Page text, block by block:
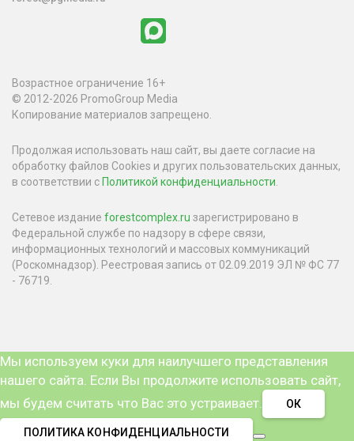
Возрастное ограничение 16+
© 2012-2026 PromoGroup Media
Копирование материалов запрещено.
Продолжая использовать наш сайт, вы даете согласие на
обработку файлов Cookies и других пользовательских данных,
в соответствии сПолитикой конфиденциальности
Сетевое издание forestcomplex.ru зарегистрировано в
Федеральной службе по надзору в сфере связи,
информационных технологий и массовых коммуникаций
(Роскомнадзор). Реестровая запись от 02.09.2019 ЭЛ № ФС 77
- 76719.
Мы используем куки для наилучшего представления
нашего сайта. Если Вы продолжите использовать сайт,
мы будем считать что Вас это устраивает.
ОК
ПОЛИТИКА КОНФИДЕНЦИАЛЬНОСТИ